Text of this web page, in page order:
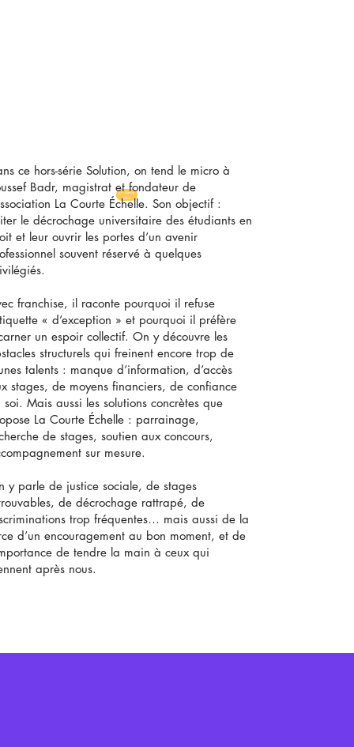
En savoir
plus
ce hors-série Solution, on tend le micro à
Badr, magistrat et fondateur de
La Courte Échelle. Son objectif :
le décrochage universitaire des étudiants en
et leur ouvrir les portes d’un avenir
souvent réservé à quelques
franchise, il raconte pourquoi il refuse
« d’exception » et pourquoi il préfère
un espoir collectif. On y découvre les
structurels qui freinent encore trop de
talents : manque d’information, d’accès
stages, de moyens financiers, de confiance
soi. Mais aussi les solutions concrètes que
La Courte Échelle : parrainage,
de stages, soutien aux concours,
sur mesure.
y parle de justice sociale, de stages
de décrochage rattrapé, de
trop fréquentes… mais aussi de la
d’un encouragement au bon moment, et de
de tendre la main à ceux qui
après nous.